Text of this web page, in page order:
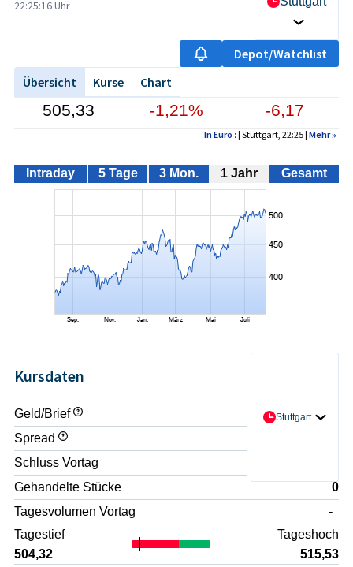
22:25:16 Uhr
Depot/Watchlist
Übersicht
Kurse Chart
505,33 -1,21% -6,17
In Euro : | Stuttgart, 22:25 | Mehr»
Intraday 5 Tage 3 Mon. 1 Jahr Gesamt
Kursdaten
Stuttgart
Geld/Brief
- / -
Spread
Schluss Vortag
Gehandelte Stücke
0
Tagesvolumen Vortag
-
Tagestief
504,32
Tageshoch
515,53